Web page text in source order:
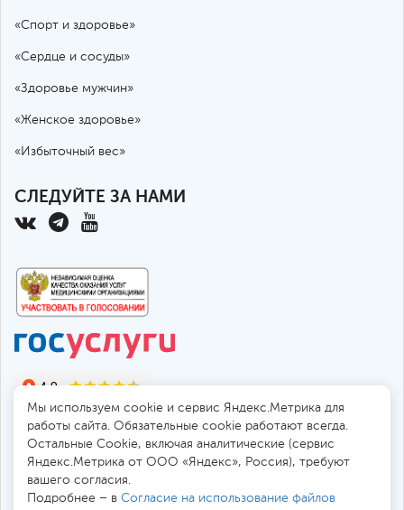
«Спорт и здоровье»
«Сердце и сосуды»
«Здоровье мужчин»
«Женское здоровье»
«Избыточный вес»
СЛЕДУЙТЕ ЗА НАМИ
194017, Россия, Санкт-Петербург, пр. Тореза 72
Мы используем cookie и сервис Яндекс.Метрика для
работы сайта. Обязательные cookie работают всегда.
Остальные Сookie, включая аналитические (сервис
Яндекс.Метрика от ООО «Яндекс», Россия), требуют
вашего согласия.
Подробнее – в Согласие на использование файлов